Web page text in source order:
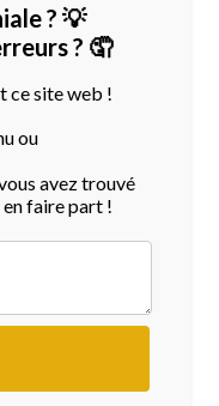
? 💡
? 🤦
ce site web !
ou
avez trouvé
en faire part !